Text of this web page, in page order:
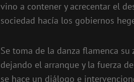
vino a contener y acrecentar el
sociedad hacía los gobiernos
Se toma de la danza flamenca su
dejando el arranque y la fuerza
se hace un diálogo e